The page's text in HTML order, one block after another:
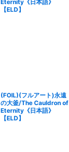
Eternity《日本語》
【ELD】
(FOIL)(フルアート)永遠
の大釜/The Cauldron of
Eternity《日本語》
【ELD】